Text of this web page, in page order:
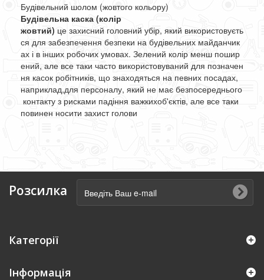
Будівельний шолом (жовтого кольору)
Будівельна каска (колір
жовтий) це захисний головний убір, який використовуєть
ся для забезпечення безпеки на будівельних майданчик
ах і в інших робочих умовах. Зелений колір менш пошир
ений, але все таки часто використовуваний для позначен
ня касок робітників, що знаходяться на певних посадах,
наприклад,для персоналу, який не має безпосереднього
контакту з рисками падіння важкихоб'єктів, але все таки
повинен носити захист голови
Розсилка
Категорії
Інформація